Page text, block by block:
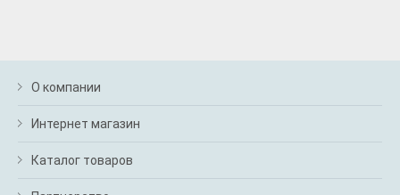
О компании
Интернет магазин
Каталог товаров